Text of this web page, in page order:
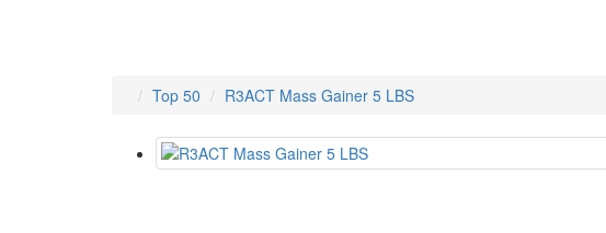
Top 50 R3ACT Mass Gainer 5 LBS